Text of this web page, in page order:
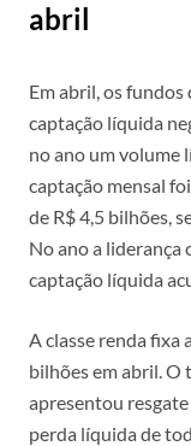
abril
Em abril, os
captação líquida
no ano um volume
captação mensal
de R$ 4,5 bilhões,
No ano a liderança
captação líquida
A classe renda fixa
bilhões em abril.
apresentou
perda líquida de